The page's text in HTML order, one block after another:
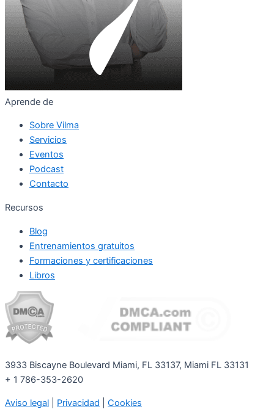
Aprende de
Sobre Vilma
Servicios
Eventos
Podcast
Contacto
Recursos
Blog
Entrenamientos gratuitos
Formaciones y certificaciones
Libros
3933 Biscayne Boulevard Miami, FL 33137, Miami FL 33131
+ 1 786-353-2620
Aviso legal Privacidad Cookies